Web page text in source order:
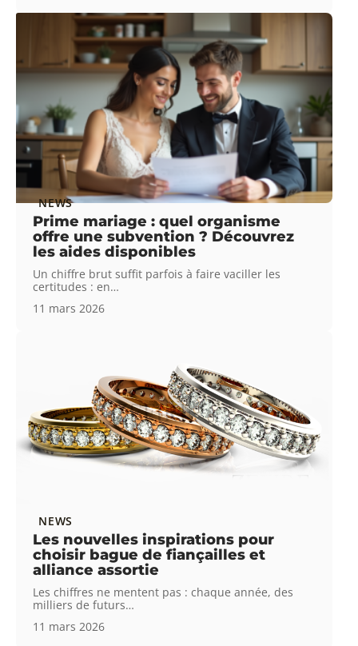
NEWS
Prime mariage : quel organisme
offre une subvention ? Découvrez
les aides disponibles
Un chiffre brut suffit parfois à faire vaciller les
certitudes : en…
11 mars 2026
NEWS
Les nouvelles inspirations pour
choisir bague de fiançailles et
alliance assortie
Les chiffres ne mentent pas : chaque année, des
milliers de futurs…
11 mars 2026